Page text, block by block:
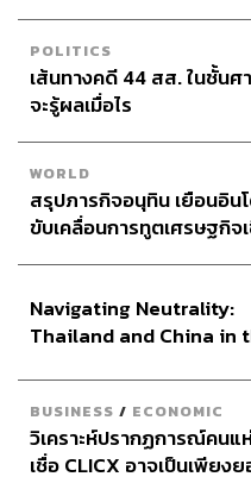
POLITICS
เส้นทางคดี 44 สส. ในชั้นศ
จะรู้ผลเมื่อไร
WORLD
สรุปภารกิจอนุทิน เยือนอิน
ขับเคลื่อนการทูตเศรษฐกิจ
Navigating Neutrality:
Thailand and China in
BUSINESS / ECONOMIC
วิเคราะห์ปรากฏการณ์คน
เชื่อ CLICX อาจเป็นเพียง